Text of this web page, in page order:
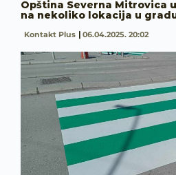
Opština Severna Mitrovica
na nekoliko lokacija u
Kontakt Plus 06.04.2025. 20:02